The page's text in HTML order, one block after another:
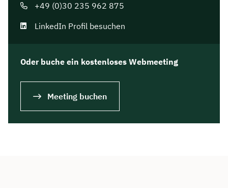
+49 (0)30 235 962 875
LinkedIn Profil besuchen
Oder buche ein kostenloses Webmeeting
Meeting buchen